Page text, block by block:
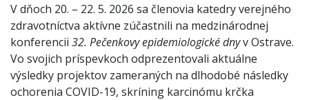
V dňoch 20. – 22. 5. 2026 sa členovia katedry verejného
zdravotníctva aktívne zúčastnili na medzinárodnej
konferencii 32. Pečenkovy epidemiologické dnyv Ostrave.
Vo svojich príspevkoch odprezentovali aktuálne
výsledky projektov zameraných na dlhodobé následky
ochorenia COVID-19, skríning karcinómu krčka